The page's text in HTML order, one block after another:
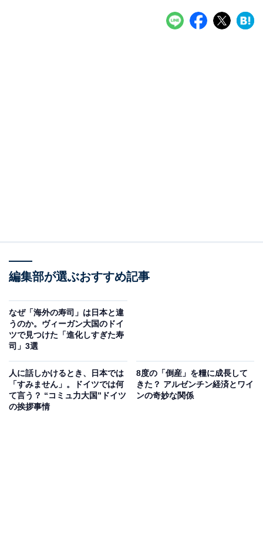
編集部が選ぶおすすめ記事
なぜ「海外の寿司」は日本と違
うのか。ヴィーガン大国のドイ
ツで見つけた「進化しすぎた寿
司」3選
人に話しかけるとき、日本では
「すみません」。ドイツでは何
て言う？ “コミュ力大国”ドイツ
の挨拶事情
8度の「倒産」を糧に成長して
きた？ アルゼンチン経済とワイ
ンの奇妙な関係